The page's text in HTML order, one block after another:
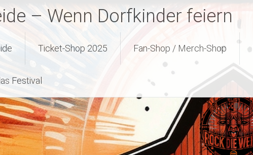
– Wenn Dorfkinder feiern
Ticket-Shop 2025 Fan-Shop / Merch-Shop
Festival